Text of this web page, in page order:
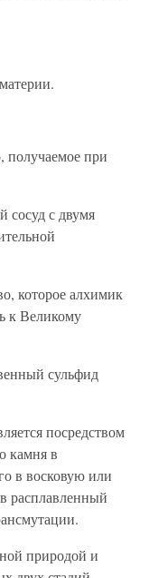
получаемое при
с двумя
которое алхимик
к Великому
сульфид
посредством
камня в
в восковую или
расплавленный
природой и